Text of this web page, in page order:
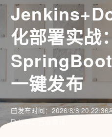
化部署实战
一键发布
发布时间：2026/8/8 20:22:36
分类：行业资讯